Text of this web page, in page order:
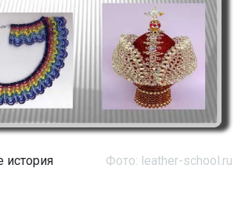
история Фото: leather-school.ru